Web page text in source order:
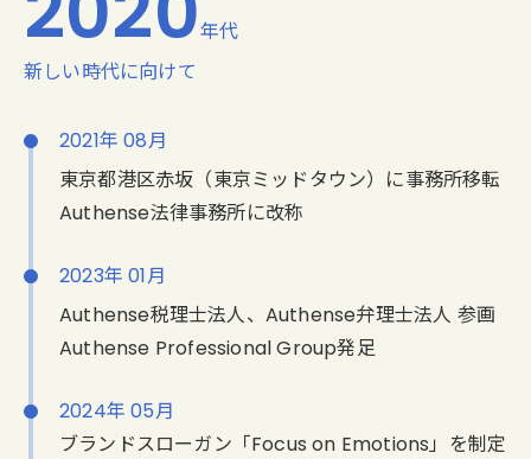
年代
新しい時代に向けて
2021年 08月
東京都港区赤坂（東京ミッドタウン）に事務所移転
Authense法律事務所に改称
2023年 01月
Authense税理士法人、Authense弁理士法人 参画
Authense Professional Group発足
2024年 05月
ブランドスローガン「Focus on Emotions」を制定